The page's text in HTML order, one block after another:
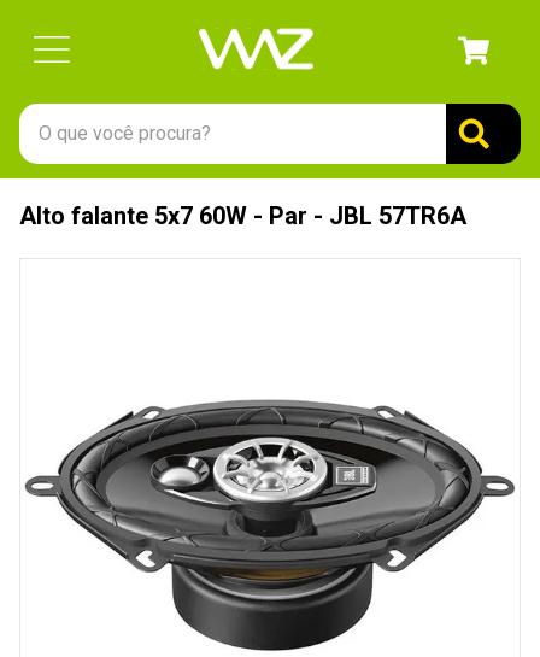
O que você procura?
Alto falante 5x7 60W - Par - JBL 57TR6A
1º
gabinete
5º
openbox
6º
mouse
7º
jonsbo
8º
fractal
9º
controle
10º hd